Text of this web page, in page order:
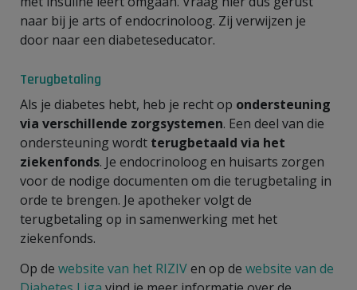
naar bij je arts of endocrinoloog. Zij verwijzen je
door naar een diabeteseducator.
Terugbetaling
Als je diabetes hebt, heb je recht op ondersteuning
via verschillende zorgsystemen. Een deel van die
ondersteuning wordt terugbetaald via het
ziekenfonds. Je endocrinoloog en huisarts zorgen
voor de nodige documenten om die terugbetaling in
orde te brengen. Je apotheker volgt de
terugbetaling op in samenwerking met het
ziekenfonds.
Op de website van het RIZIVen op de website van de